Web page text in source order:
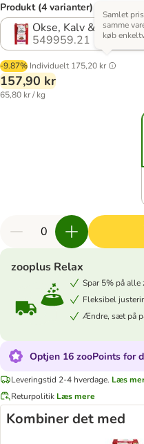
Produkt (4 varianter)
Okse, Kalv & Lam
549959.21
-9.87% Individuelt 175,20 kr
Samlet
samme
køb
157,90 kr
65,80 kr / kg
zooplus Relax
Spar 5% på alle
Fleksibel
Ændre, sæt på
Optjen 16 zooPoints for
Leveringstid 2-4 hverdage. Læs
Returpolitik Læs mere
Kombiner det med